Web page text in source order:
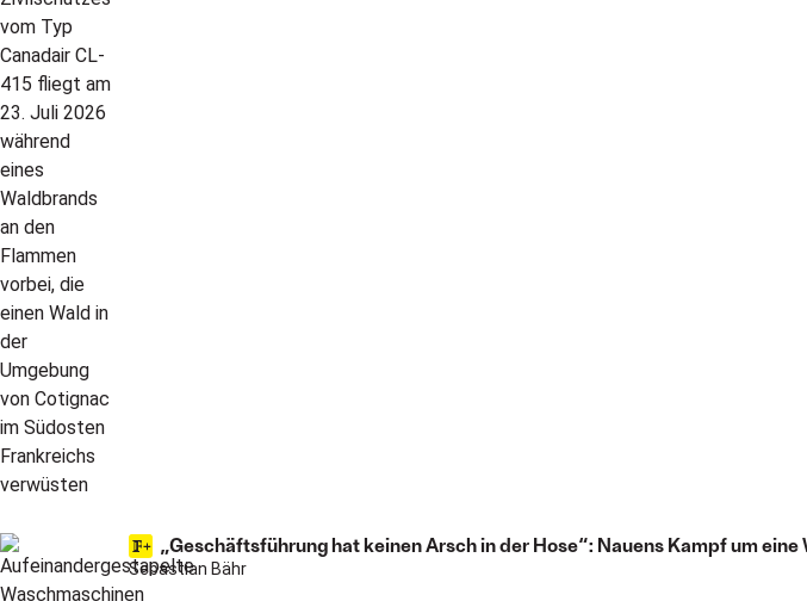
„Geschäftsführung hat keinen Arsch in der Hose“: Nauens Kampf um
Sebastian Bähr